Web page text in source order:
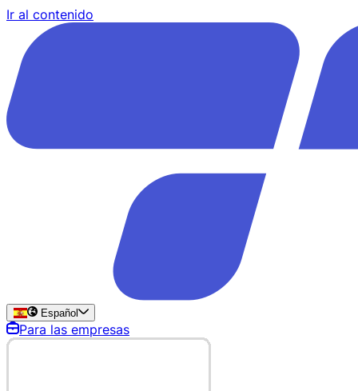
Ir al contenido
Español
Para las empresas